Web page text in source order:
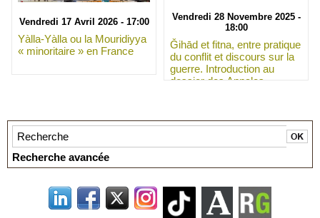
Vendredi 17 Avril 2026 - 17:00
Yàlla-Yàlla ou la Mouridiyya
« minoritaire » en France
Vendredi 28 Novembre 2025 -
18:00
Ǧihād et fitna, entre pratique
du conflit et discours sur la
guerre. Introduction au
dossier des Annales
Recherche avancée